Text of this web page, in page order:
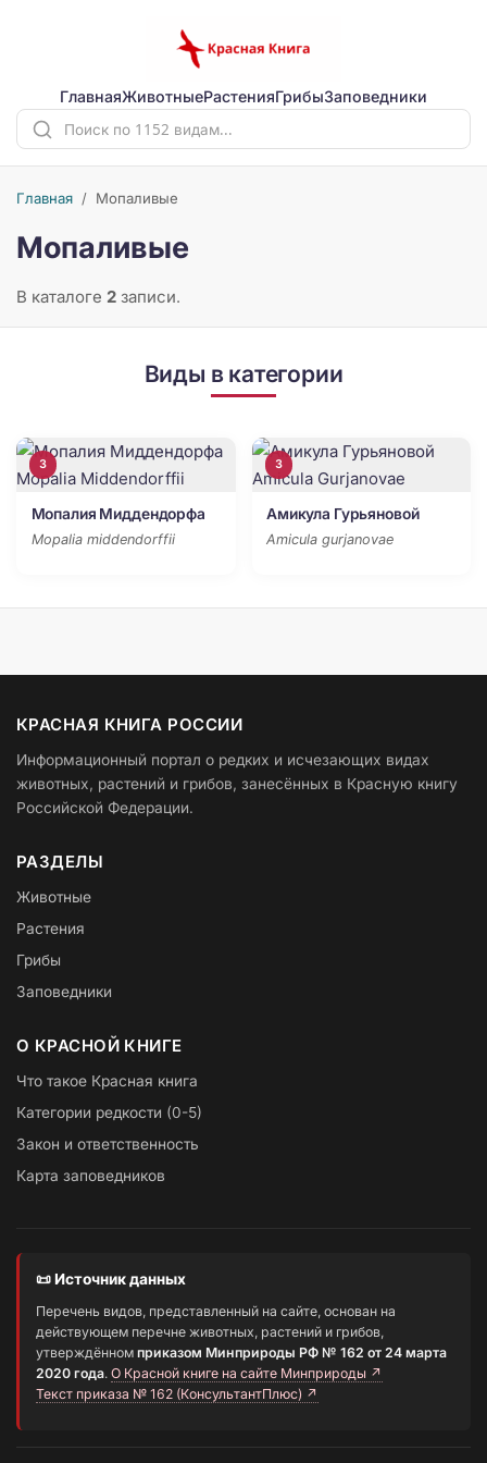
ГлавнаяЖивотныеРастенияГрибыЗаповедники
Главная / Мопаливые
Мопаливые
В каталоге 2 записи.
Виды в категории
3
Мопалия Миддендорфа
Mopalia middendorffii
3
Амикула Гурьяновой
Amicula gurjanovae
КРАСНАЯ КНИГА РОССИИ
Информационный портал о редких и исчезающих видах
животных, растений и грибов, занесённых в Красную книгу
Российской Федерации.
РАЗДЕЛЫ
Животные
Растения
Грибы
Заповедники
О КРАСНОЙ КНИГЕ
Что такое Красная книга
Категории редкости (0-5)
Закон и ответственность
Карта заповедников
📜 Источник данных
Перечень видов, представленный на сайте, основан на
действующем перечне животных, растений и грибов,
утверждённом приказом Минприроды РФ № 162 от 24 марта
2020 года. О Красной книге на сайте Минприроды ↗
Текст приказа № 162 (КонсультантПлюс) ↗